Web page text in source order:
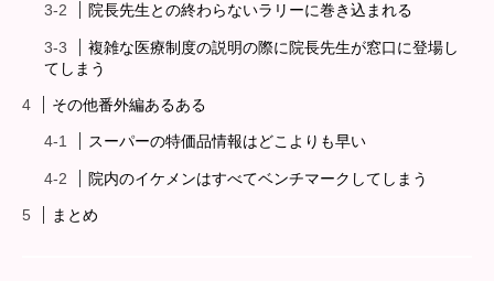
院長先生との終わらないラリーに巻き込まれる
複雑な医療制度の説明の際に院長先生が窓口に登場し
てしまう
その他番外編あるある
スーパーの特価品情報はどこよりも早い
院内のイケメンはすべてベンチマークしてしまう
まとめ